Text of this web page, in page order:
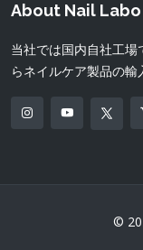
About Nail Labo
当社では国内自社工
らネイルケア製品の輸
©